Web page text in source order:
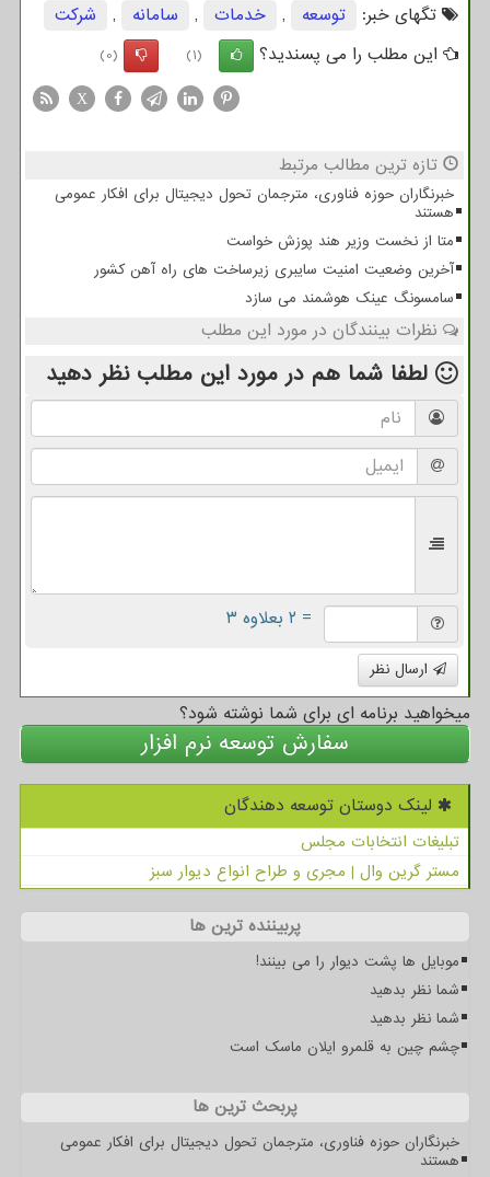
تگهای خبر:
توسعه , خدمات , سامانه ,
شركت
این مطلب را می پسندید؟
(1)
(0)
X
تازه ترین مطالب مرتبط
خبرنگاران حوزه فناوری، مترجمان تحول دیجیتال برای افکار عمومی
هستند
متا از نخست وزیر هند پوزش خواست
آخرین وضعیت امنیت سایبری زیرساخت های راه آهن کشور
سامسونگ عینک هوشمند می سازد
نظرات بینندگان در مورد این مطلب
لطفا شما هم در مورد این مطلب نظر دهید
= ۲ بعلاوه ۳
ارسال نظر
میخواهید برنامه ای برای شما نوشته شود؟
سفارش توسعه نرم افزار
لینک دوستان توسعه دهندگان
تبلیغات انتخابات مجلس
مستر گرین وال | مجری و طراح انواع دیوار سبز
پربیننده ترین ها
موبایل ها پشت دیوار را می بینند!
شما نظر بدهید
شما نظر بدهید
چشم چین به قلمرو ایلان ماسک است
پربحث ترین ها
خبرنگاران حوزه فناوری، مترجمان تحول دیجیتال برای افکار عمومی
هستند